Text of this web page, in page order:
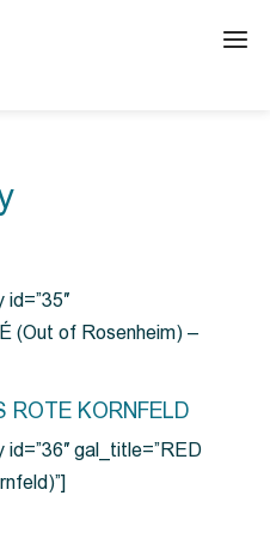
(Out of Rosenheim) –
ROTE KORNFELD
gal_title=”RED